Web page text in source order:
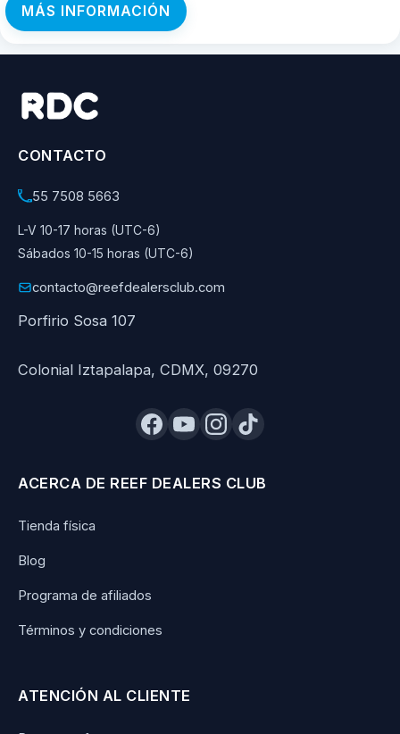
MÁS INFORMACIÓN
CONTACTO
55 7508 5663
L-V 10-17 horas (UTC-6)
Sábados 10-15 horas (UTC-6)
contacto@reefdealersclub.com
Porfirio Sosa 107
Colonial Iztapalapa, CDMX, 09270
ACERCA DE REEF DEALERS CLUB
Tienda física
Blog
Programa de afiliados
Términos y condiciones
ATENCIÓN AL CLIENTE